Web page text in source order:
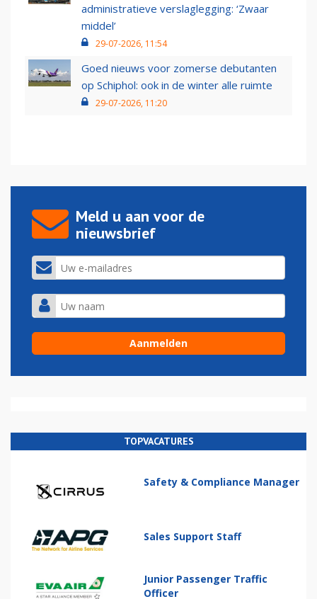
administratieve verslaglegging: ‘Zwaar
middel’
29-07-2026, 11:54
Goed nieuws voor zomerse debutanten
op Schiphol: ook in de winter alle ruimte
29-07-2026, 11:20
Meld u aan voor de
nieuwsbrief
TOPVACATURES
Safety & Compliance Manager
Sales Support Staff
Junior Passenger Traffic
Officer